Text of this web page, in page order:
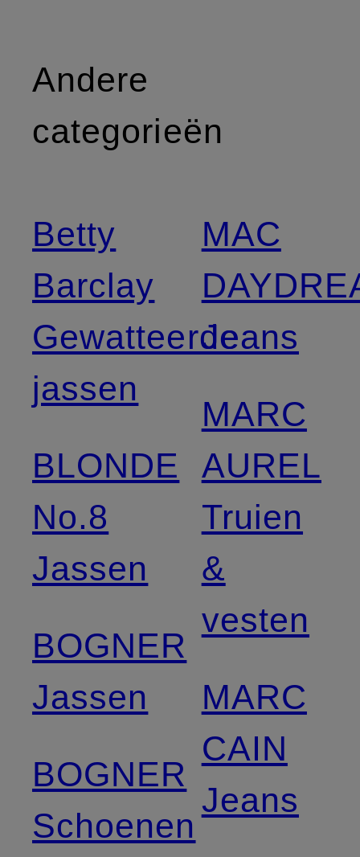
Andere
categorieën
Betty
Barclay
Gewatteerde
jassen
BLONDE
No.8
Jassen
BOGNER
Jassen
BOGNER
Schoenen
MAC
Jeans
MARC
AUREL
Truien
&
vesten
MARC
CAIN
Jeans